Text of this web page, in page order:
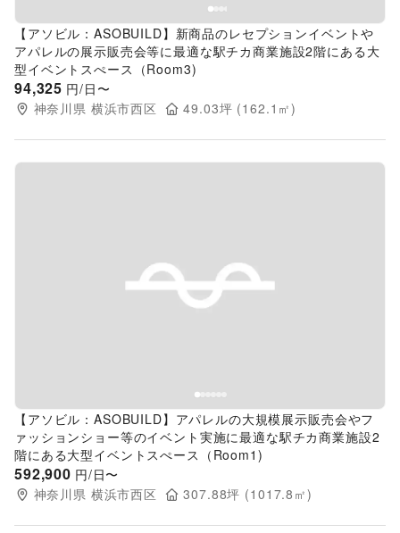
【アソビル：ASOBUILD】新商品のレセプションイベントや
アパレルの展示販売会等に最適な駅チカ商業施設2階にある大
型イベントスぺース（Room3)
94,325 円/日〜
神奈川県 横浜市西区 49.03坪 (162.1 ㎡)
Previous slide
【アソビル：ASOBUILD】アパレルの大規模展示販売会やフ
ァッションショー等のイベント実施に最適な駅チカ商業施設2
階にある大型イベントスぺース（Room1)
592,900 円/日〜
神奈川県 横浜市西区 307.88坪 (1017.8 ㎡)